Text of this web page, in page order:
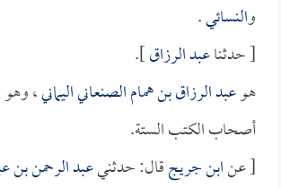
والنسائي.
[ حدثناعبد الرزاق].
هوعبد الرزاق بن همام الصنعاني اليماني،
أصحاب الكتب الستة.
[ عنابن جريجقال: حدثنيعبد الرحمن بن